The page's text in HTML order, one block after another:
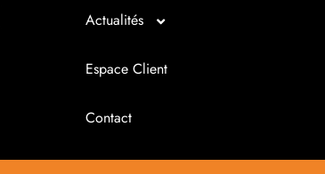
Repreneur d’entreprise
Gestion
Juridique
Bilan imagé
Tableau de bord
Simul’Auto
Actualités
Actualités
La petite histoire du jour
Infos juridiques
Espace Client
Contact